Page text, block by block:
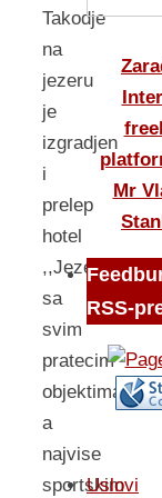
Takodje
na
jezeru
je
izgradjen
i
prelep
hotel
,,Jezero,,
sa
svim
pratecim
objektima
a
najvise
sportskim
Mr
RSS-
Uslovi